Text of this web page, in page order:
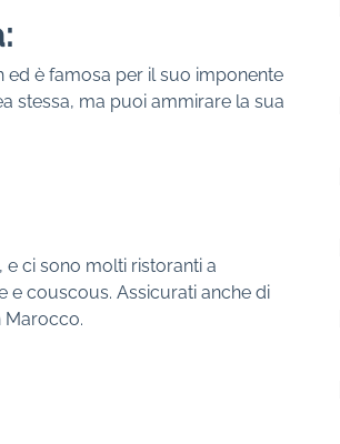
è famosa per il suo imponente
stessa, ma puoi ammirare la sua
ci sono molti ristoranti a
e couscous. Assicurati anche di
Marocco.